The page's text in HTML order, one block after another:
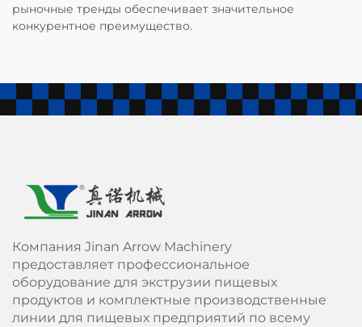
рыночные тренды обеспечивает значительное
конкурентное преимущество.
Компания Jinan Arrow Machinery
предоставляет профессиональное
оборудование для экструзии пищевых
продуктов и комплектные производственные
линии для пищевых предприятий по всему